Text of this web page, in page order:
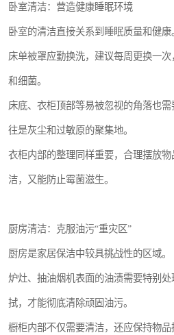
卧室清洁：营造健康睡眠环境
卧室的清洁直接关系到睡眠质量和健康
床单被罩应勤换洗，建议每周更换一
和细菌。
床底、衣柜顶部等易被忽视的角落也
往是灰尘和过敏原的聚集地。
衣柜内部的整理同样重要，合理摆放
洁，又能防止霉菌滋生。
厨房清洁：克服油污“重灾区”
厨房是家居保洁中较具挑战性的区域。
炉灶、抽油烟机表面的油渍需要特别
拭，才能彻底清除顽固油污。
橱柜内部不仅需要清洁，还应保持物品